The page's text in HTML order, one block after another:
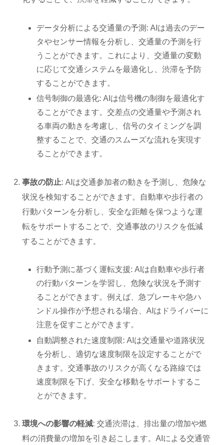
データ分析による交通量の予測: AIは過去のデー
タやセンサー情報を分析し、交通量の予測を行
うことができます。これにより、交通量の変動
に応じて交通システムを最適化し、渋滞を予防
することができます。
信号制御の最適化: AIは信号機の制御を最適化す
ることができます。交差点の交通量や予測され
る車両の動きを考慮し、信号のタイミングを調
整することで、交通のスムーズな流れを実現す
ることができます。
事故の防止: AIは交通参加者の動きを予測し、危険な
状況を検知することができます。自動車や歩行者の
行動パターンを分析し、安全な距離を保つような運
転をサポートすることで、交通事故のリスクを低減
することができます。
行動予測に基づく運転支援: AIは自動車や歩行者
の行動パターンを学習し、危険な状況を予測す
ることができます。例えば、急ブレーキや急ハ
ンドル操作が予想される場合、AIはドライバーに
注意を促すことができます。
自動調整された速度制限: AIは交通量や道路状況
を分析し、適切な速度制限を設定することがで
きます。交通事故のリスクが高くなる路線では
速度制限を下げ、安全な移動をサポートするこ
とができます。
環境への影響の軽減: 交通渋滞は、排出量の増加や燃
料の消費量の増加を引き起こします。AIによる交通管